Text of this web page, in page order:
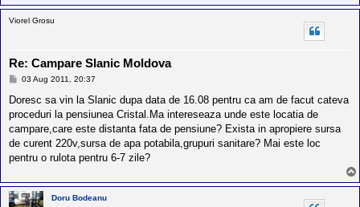
Viorel Grosu
Re: Campare Slanic Moldova
M
s
j
03 Aug 2011, 20:37
Doresc sa vin la Slanic dupa data de 16.08 pentru ca am de facut cateva
proceduri la pensiunea Cristal.Ma intereseaza unde este locatia de
campare,care este distanta fata de pensiune? Exista in apropiere sursa
de curent 220v,sursa de apa potabila,grupuri sanitare? Mai este loc
pentru o rulota pentru 6-7 zile?
Doru Bodeanu